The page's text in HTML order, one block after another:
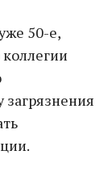
50-е,